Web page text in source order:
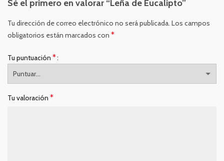
Sé el primero en valorar “Leña de Eucalipto”
Tu dirección de correo electrónico no será publicada. Los campos
obligatorios están marcados con *
Tu puntuación *
Tu valoración *